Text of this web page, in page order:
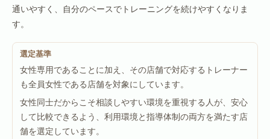
通いやすく、自分のペースでトレーニングを続けやすくなりま
す。
選定基準
女性専用であることに加え、その店舗で対応するトレーナー
も全員女性である店舗を対象にしています。
女性同士だからこそ相談しやすい環境を重視する人が、安心
して比較できるよう、利用環境と指導体制の両方を満たす店
舗を選定しています。